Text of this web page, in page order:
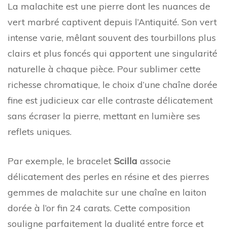
La malachite est une pierre dont les nuances de
vert marbré captivent depuis l’Antiquité. Son vert
intense varie, mêlant souvent des tourbillons plus
clairs et plus foncés qui apportent une singularité
naturelle à chaque pièce. Pour sublimer cette
richesse chromatique, le choix d’une chaîne dorée
fine est judicieux car elle contraste délicatement
sans écraser la pierre, mettant en lumière ses
reflets uniques.
Par exemple, le bracelet Scilla associe
délicatement des perles en résine et des pierres
gemmes de malachite sur une chaîne en laiton
dorée à l’or fin 24 carats. Cette composition
souligne parfaitement la dualité entre force et